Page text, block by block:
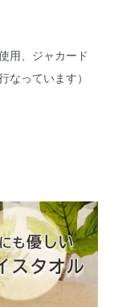
用、ジャカード
っています）